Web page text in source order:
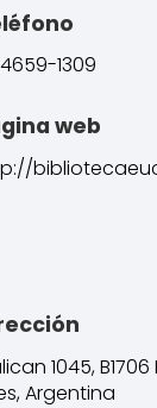
4659-1309
web
1045,
Argentina